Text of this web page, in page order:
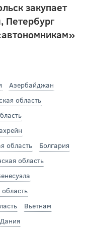
закупает
Петербург
Азербайджан
область
область
Болгария
область
Вьетнам
Дания